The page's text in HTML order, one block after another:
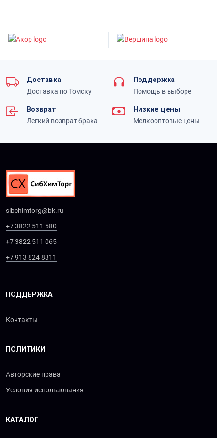
Доставка
Доставка по Томску
Поддержка
Помощь в выборе
Возврат
Легкий возврат брака
Низкие цены
Мелкооптовые цены
sibchimtorg@bk.ru
+7 3822 511 580
+7 3822 511 065
+7 913 824 8311
ПОДДЕРЖКА
Контакты
ПОЛИТИКИ
Авторские права
Условия использования
КАТАЛОГ